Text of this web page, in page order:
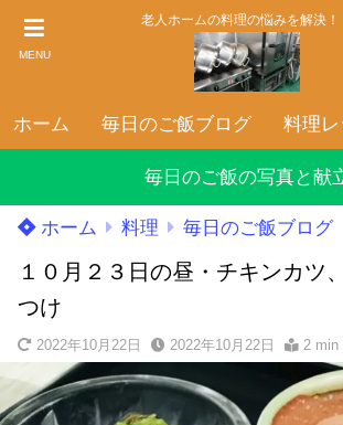
MENU
老人ホームの料理の悩みを解決！
ホーム 毎日のご飯ブログ 料理
毎日のご飯の写真と献
ホーム 料理 毎日のご飯ブログ
１０月２３日の昼・チキンカツ
つけ
2022年10月22日 2022年10月22日 2 min